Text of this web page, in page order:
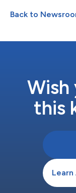
mettre en relation
partenaires
Back to
Wish
this
Learn